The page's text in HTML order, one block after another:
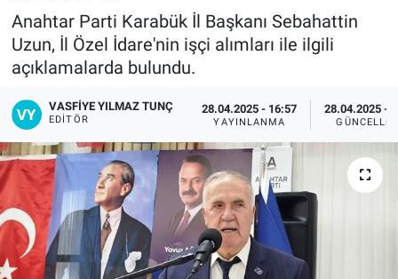
Anahtar Parti Karabük İl Başkanı Sebahattin
Uzun, İl Özel İdare'nin işçi alımları ile ilgili
açıklamalarda bulundu.
VASFIYE YILMAZ TUNÇ
EDITÖR
28.04.2025 - 16:57
YAYINLANMA
28.04.2025 -